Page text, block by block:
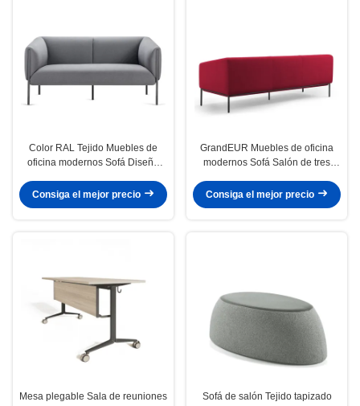
Color RAL Tejido Muebles de
oficina modernos Sofá Diseño
trabajo
Consiga el mejor precio
GrandEUR Muebles de oficina
modernos Sofá Salón de tres
Consiga el mejor precio
Mesa plegable Sala de reuniones
Sofá de salón Tejido tapizado